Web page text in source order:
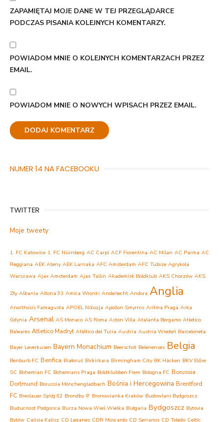
ZAPAMIĘTAJ MOJE DANE W TEJ PRZEGLĄDARCE
PODCZAS PISANIA KOLEJNYCH KOMENTARZY.
POWIADOM MNIE O KOLEJNYCH KOMENTARZACH PRZEZ
EMAIL.
POWIADOM MNIE O NOWYCH WPISACH PRZEZ EMAIL.
NUMER 14 NA FACEBOOKU
TWITTER
Moje tweety
1. FC Katowice 1. FC Nürnberg AC Carpi ACF Fiorentina AC Milan AC Parma AC
Reggiana AEK Ateny AEK Larnaka AFC Amsterdam AFC Tubize Agrykola
Warszawa Ajax Amsterdam Ajax Tallin Akademisk Boldklub AKS Chorzów AKS
Zły Albania Altona 93 Amica Wronki Anderlecht Andora Anglia
Anorthosis Famagusta APOEL Nikozja Apollon Smyrnis Aritma Praga Arka
Gdynia Arsenal AS Monaco AS Roma Aston Villa Atalanta Bergamo Atletico
Baleares Atletico Madryt Atlético del Turia Austria Austria Wiedeń Barceloneta
Bayer Leverkusen Bayern Monachium Beerschot Belenenses Belgia
Benburb FC Benfica Białoruś Birkirkara Birmingham City BK Häcken BKV Előre
SC Bohemian FC Bohemians Praga Boldklubben Frem Bologna FC Borussia
Dortmund Borussia Mönchengladbach Bośnia i Hercegowina Brentford
FC Breslauer SpVg 02 Brondby IF Bronowianka Kraków Budowlani Bydgoszcz
Buducnost Podgorica Burza Nowa Wieś Wielka Bułgaria Bydgoszcz Bytovia
Bytów Calisia Kalisz CD Leganes CDR Moscardo CD Serranos CD Toledo Celtic